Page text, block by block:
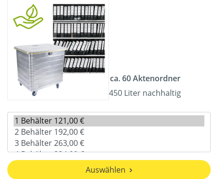
ca. 60 Aktenordner
450 Liter nachhaltig
Auswählen